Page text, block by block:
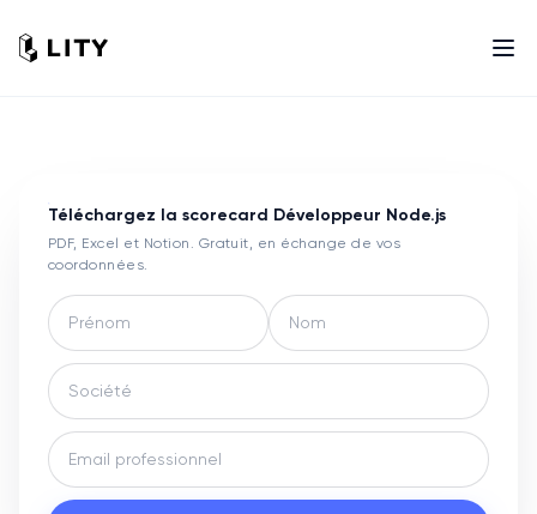
Téléchargez la scorecard Développeur Node.js
PDF, Excel et Notion. Gratuit, en échange de vos
coordonnées.